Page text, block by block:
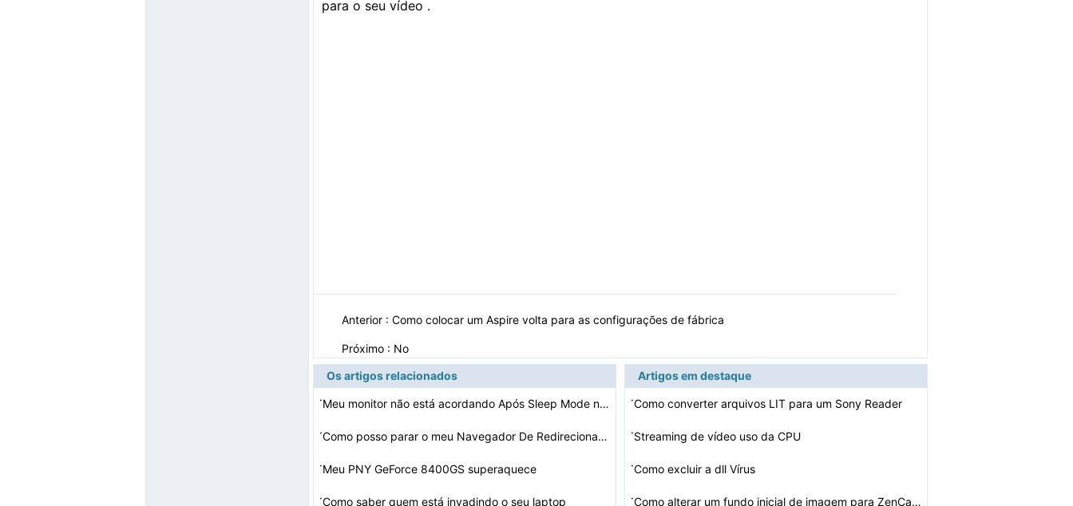
para o seu vídeo .
Anterior : Como colocar um Aspire volta para as configurações de fábrica
Próximo : No
Os artigos relacionados
·
Meu monitor não está acordando Após Sleep Mode no G4…
· Como posso parar o meu Navegador De Redirecionando para…
·Meu PNY GeForce 8400GS superaquece
·Como saber quem está invadindo o seu laptop
Artigos em destaque
·Como converter arquivos LIT para um Sony Reader
·Streaming de vídeo uso da CPU
·Como excluir a dll Vírus
· Como alterar um fundo inicial de imagem para ZenCart